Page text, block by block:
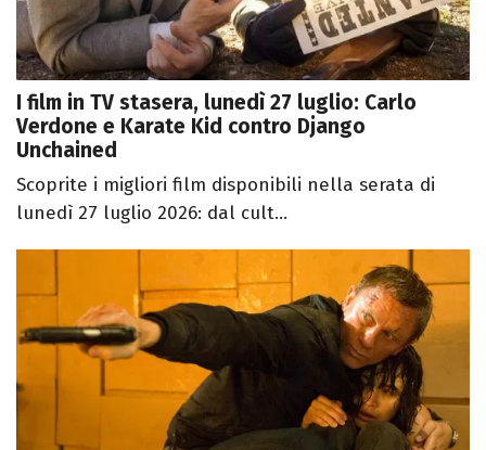
I film in TV stasera, lunedì 27 luglio: Carlo
Verdone e Karate Kid contro Django
Unchained
Scoprite i migliori film disponibili nella serata di
lunedì 27 luglio 2026: dal cult...